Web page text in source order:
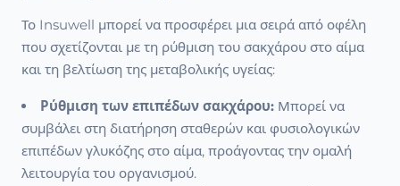
Το Insuwell μπορεί να προσφέρει μια σειρά από οφέλη
που σχετίζονται με τη ρύθμιση του σακχάρου στο αίμα
και τη βελτίωση της μεταβολικής υγείας:
Ρύθμιση των επιπέδων σακχάρου: Μπορεί να
συμβάλει στη διατήρηση σταθερών και φυσιολογικών
επιπέδων γλυκόζης στο αίμα, προάγοντας την ομαλή
λειτουργία του οργανισμού.